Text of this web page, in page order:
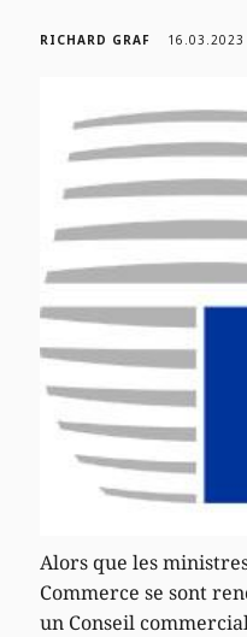
RICHARD GRAF 16.03.2023
Alors que les
Commerce se sont
un Conseil